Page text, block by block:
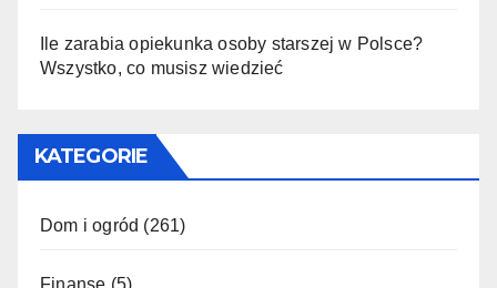
Ile zarabia opiekunka osoby starszej w Polsce?
Wszystko, co musisz wiedzieć
KATEGORIE
Dom i ogród (261)
Finanse (5)